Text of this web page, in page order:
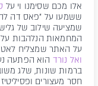
אלו מכם שסימנו וי על
ששמעו על "פאס דה לה
שמציעה שילוב של
המחמאות הנלהבות על
על האתר שמצליח
ואל נורד
ברמות שונות, שלג